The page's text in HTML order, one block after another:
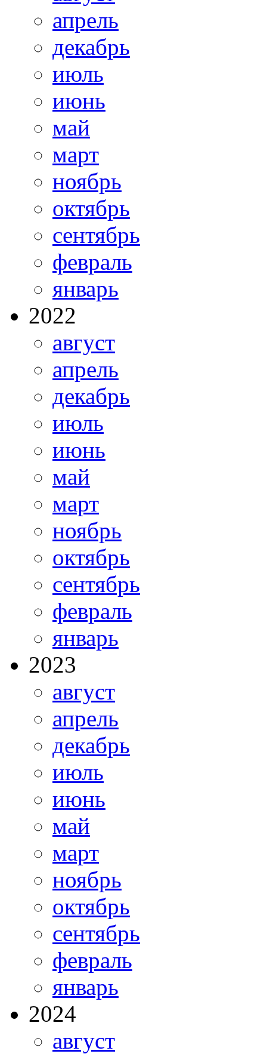
апрель
декабрь
июль
июнь
май
март
ноябрь
октябрь
сентябрь
февраль
январь
2022
август
апрель
декабрь
июль
июнь
май
март
ноябрь
октябрь
сентябрь
февраль
январь
2023
август
апрель
декабрь
июль
июнь
май
март
ноябрь
октябрь
сентябрь
февраль
январь
2024
август